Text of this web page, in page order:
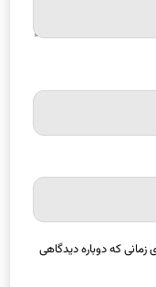
زمانی که دوباره دیدگاهی